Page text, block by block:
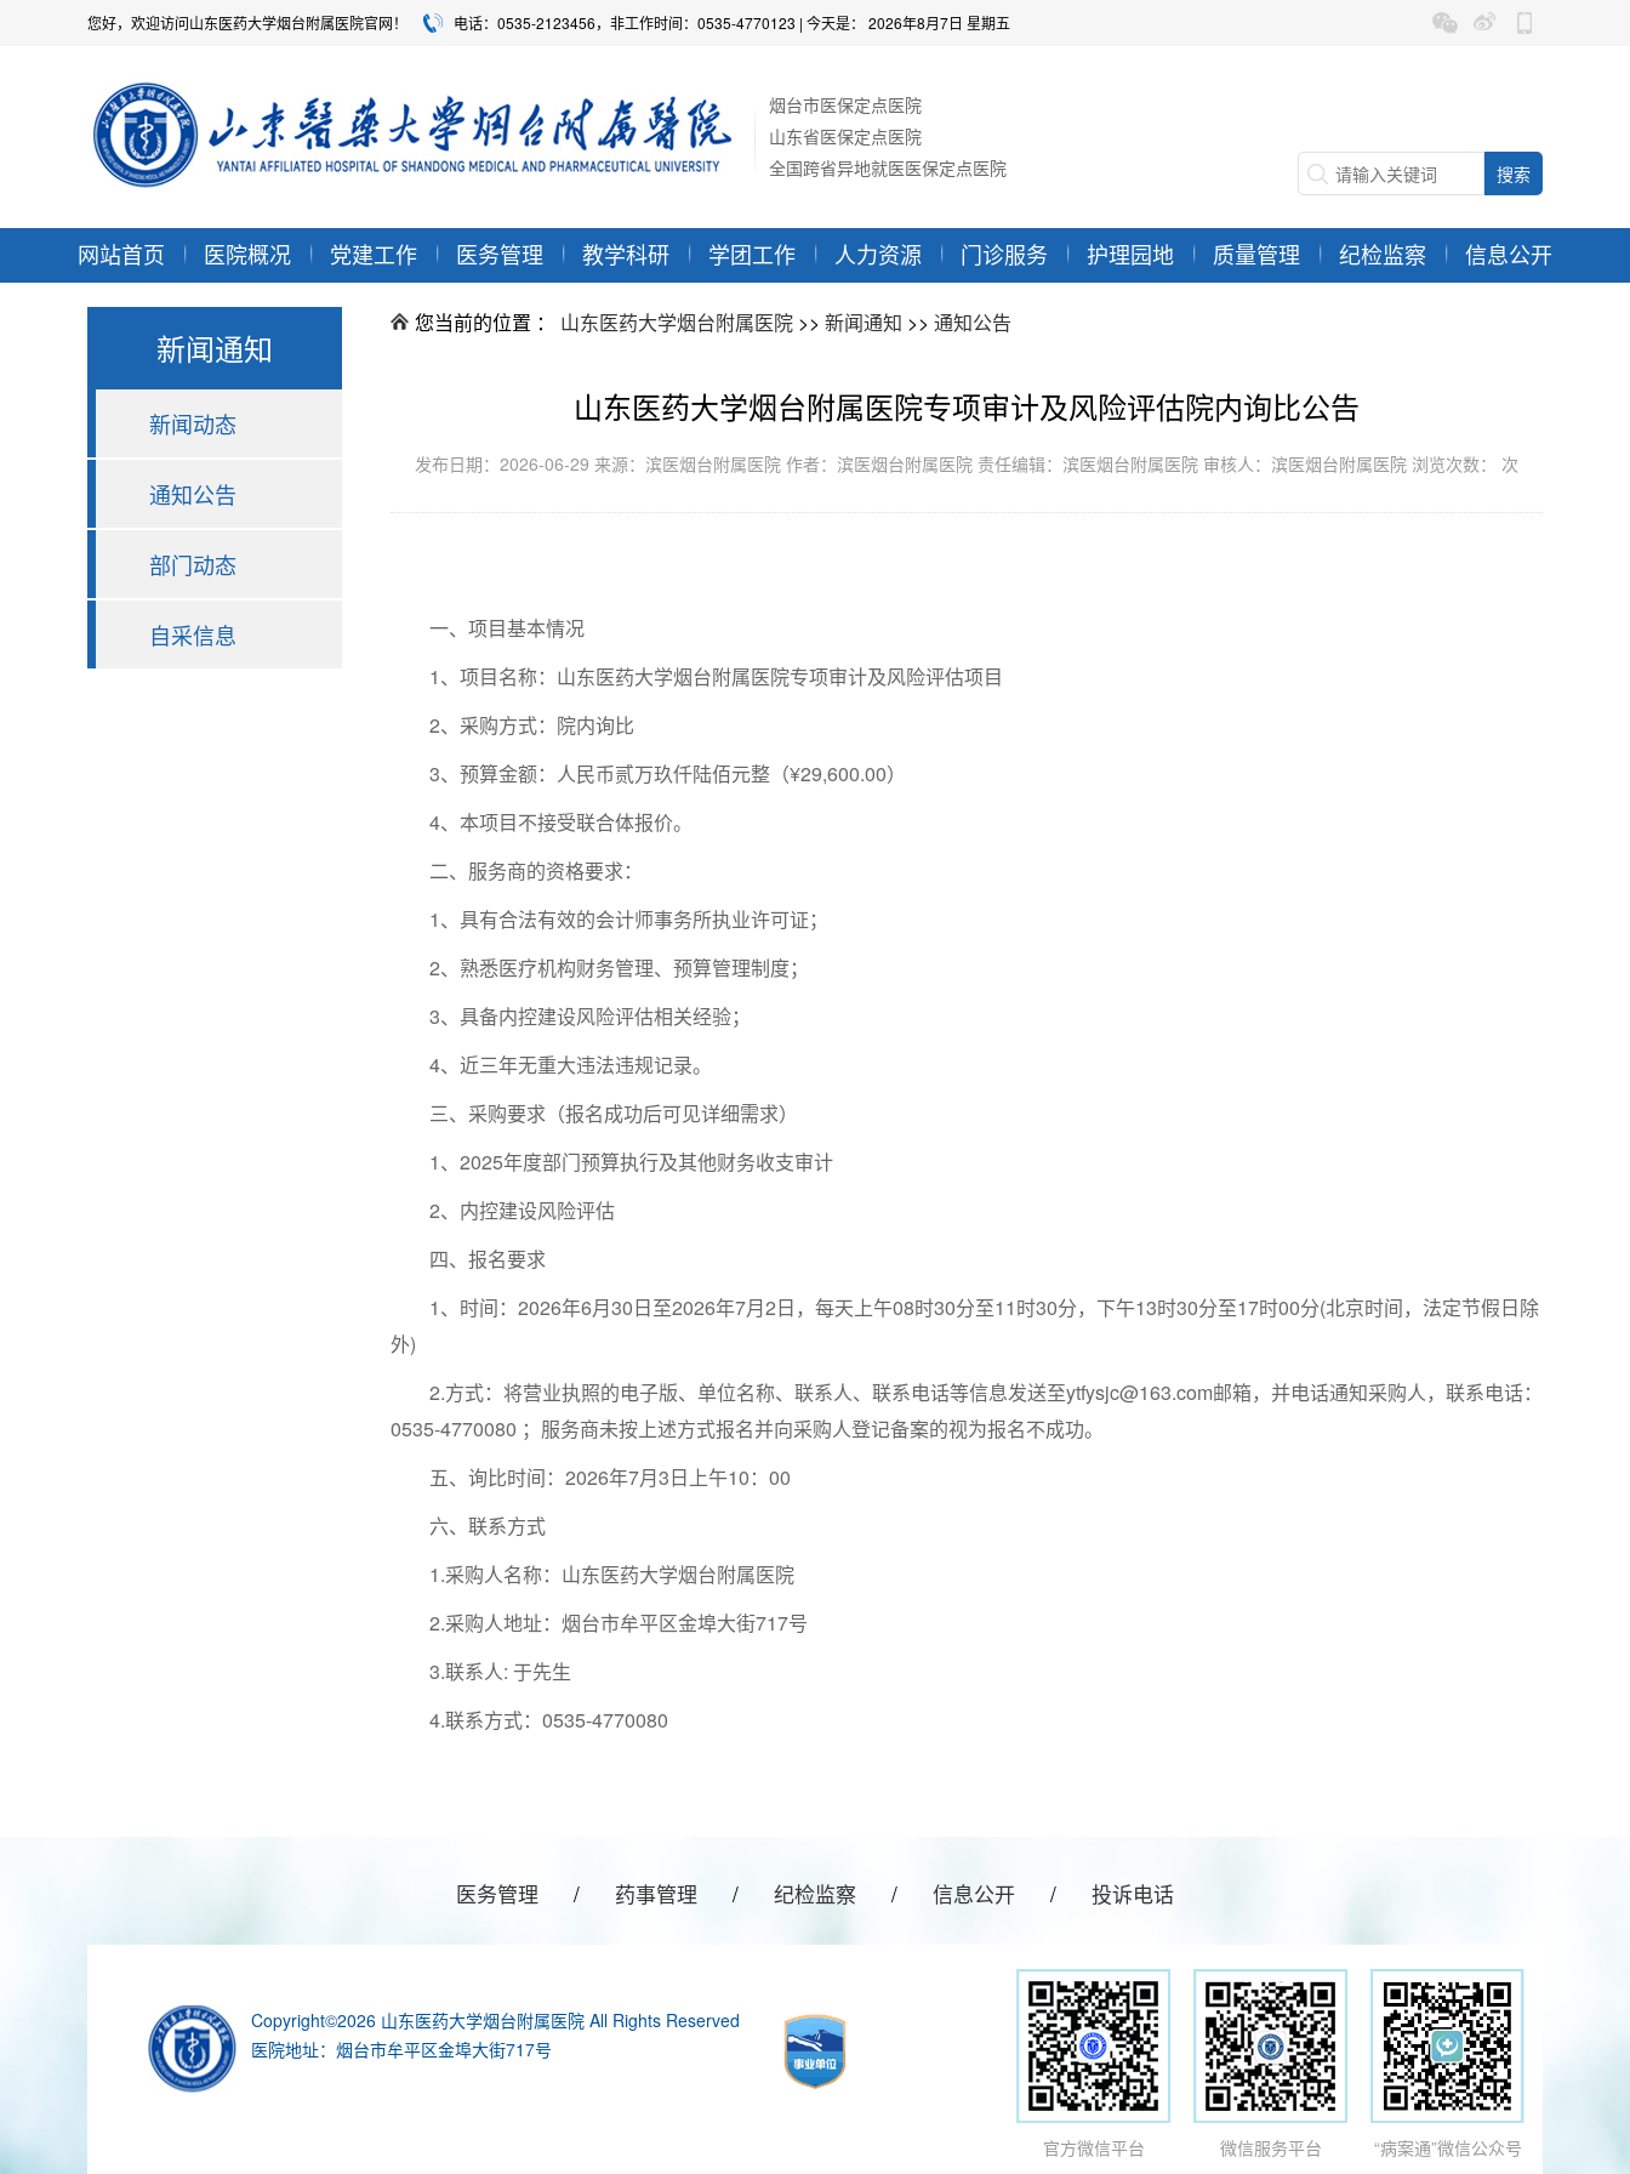
您好，欢迎访问山东医药大学烟台附属医院官网！ 电话：0535-2123456，非工作时间：0535-4770123 | 今天是： 2026年8月7日 星期五
烟台市医保定点医院
山东省医保定点医院
全国跨省异地就医医保定点医院
网站首页 医院概况 党建工作 医务管理 教学科研 学团工作 人力资源 门诊服务 护理园地 质量管理 纪检监察 信息公开
新闻通知
新闻动态
通知公告
部门动态
自采信息
您当前的位置 ： 山东医药大学烟台附属医院 >> 新闻通知 >> 通知公告
山东医药大学烟台附属医院专项审计及风险评估院内询比公告
发布日期：2026-06-29 来源：滨医烟台附属医院 作者：滨医烟台附属医院 责任编辑：滨医烟台附属医院 审核人：滨医烟台附属医院 浏览次数： 次
一、项目基本情况
1、项目名称：山东医药大学烟台附属医院专项审计及风险评估项目
2、采购方式：院内询比
3、预算金额：人民币贰万玖仟陆佰元整（¥29,600.00）
4、本项目不接受联合体报价。
二、服务商的资格要求：
1、具有合法有效的会计师事务所执业许可证；
2、熟悉医疗机构财务管理、预算管理制度；
3、具备内控建设风险评估相关经验；
4、近三年无重大违法违规记录。
三、采购要求（报名成功后可见详细需求）
1、2025年度部门预算执行及其他财务收支审计
2、内控建设风险评估
四、报名要求
1、时间：2026年6月30日至2026年7月2日，每天上午08时30分至11时30分，下午13时30分至17时00分(北京时间，法定节假日除
外)
2.方式：将营业执照的电子版、单位名称、联系人、联系电话等信息发送至ytfysjc@163.com邮箱，并电话通知采购人，联系电话：
0535-4770080 ；服务商未按上述方式报名并向采购人登记备案的视为报名不成功。
五、询比时间：2026年7月3日上午10：00
六、联系方式
1.采购人名称：山东医药大学烟台附属医院
2.采购人地址：烟台市牟平区金埠大街717号
3.联系人: 于先生
4.联系方式：0535-4770080
医务管理 / 药事管理 / 纪检监察 / 信息公开 / 投诉电话
Copyright©2026 山东医药大学烟台附属医院 All Rights Reserved
医院地址：烟台市牟平区金埠大街717号
官方微信平台 微信服务平台 “病案通”微信公众号